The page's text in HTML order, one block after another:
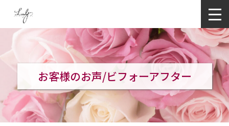
お客様のお声/ビフォーアフター